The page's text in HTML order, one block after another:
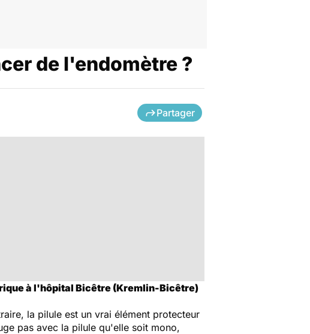
de l'endomètre ?
Partager
à l'hôpital Bicêtre (Kremlin-Bicêtre)
la pilule est un vrai élément protecteur
pas avec la pilule qu'elle soit mono,